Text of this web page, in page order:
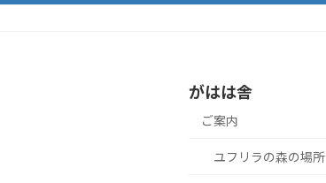
がはは舎
ご案内
ユフリラの森の場所